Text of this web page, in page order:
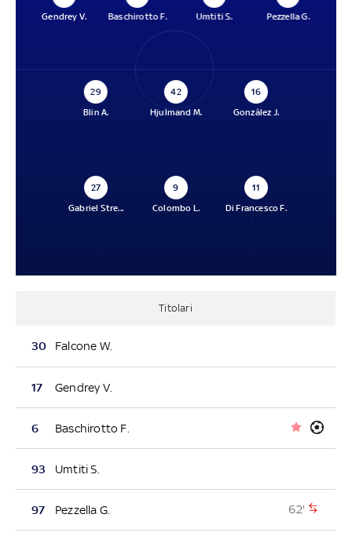
Gendrey V.
Baschirotto F.
Umtiti S.
Pezzella G.
29
Blin A.
42
Hjulmand M.
16
Gonzàlez J.
27
Gabriel Stre...
9
Colombo L.
11
Di Francesco F.
Titolari
30 Falcone W.
17 Gendrey V.
6 Baschirotto F.
93 Umtiti S.
97 Pezzella G. 62'